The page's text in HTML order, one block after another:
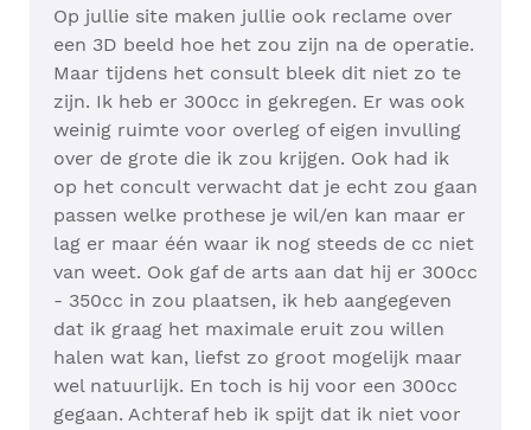
Op jullie site maken jullie ook reclame over
een 3D beeld hoe het zou zijn na de operatie.
Maar tijdens het consult bleek dit niet zo te
zijn. Ik heb er 300cc in gekregen. Er was ook
weinig ruimte voor overleg of eigen invulling
over de grote die ik zou krijgen. Ook had ik
op het concult verwacht dat je echt zou gaan
passen welke prothese je wil/en kan maar er
lag er maar één waar ik nog steeds de cc niet
van weet. Ook gaf de arts aan dat hij er 300cc
- 350cc in zou plaatsen, ik heb aangegeven
dat ik graag het maximale eruit zou willen
halen wat kan, liefst zo groot mogelijk maar
wel natuurlijk. En toch is hij voor een 300cc
gegaan. Achteraf heb ik spijt dat ik niet voor